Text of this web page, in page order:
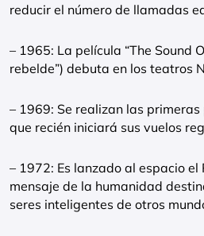
reducir el número de llamadas
– 1965: La película “The Sound
rebelde”) debuta en los teatros
– 1969: Se realizan las
que recién iniciará sus vuelos
– 1972: Es lanzado al espacio el
mensaje de la humanidad
seres inteligentes de otros